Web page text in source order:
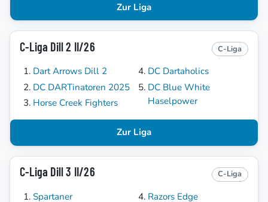
Zur Liga
C-Liga Dill 2 II/26 C-Liga
Dart Arrows Dill 2
DC DARTinatoren 2025
Horse Creek Fighters
DC Dartaholics
DC Blue White
Haselpower
Zur Liga
C-Liga Dill 3 II/26 C-Liga
Spartaner
Razors Edge